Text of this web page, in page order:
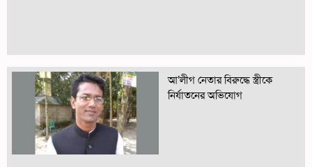
আ’লীগ নেতার বিরুদ্ধে স্ত্রীকে
নির্যাতনের অভিযোগ